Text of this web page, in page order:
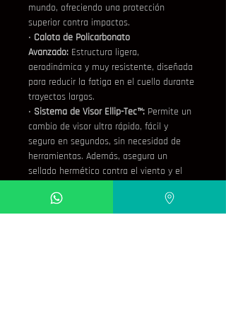
mundo, ofreciendo una protección
superior contra impactos.
• Calota de Policarbonato
Avanzado: Estructura ligera,
aerodinámica y muy resistente, diseñada
para reducir la fatiga en el cuello durante
trayectos largos.
• Sistema de Visor Ellip-Tec™: Permite un
cambio de visor ultra rápido, fácil y
seguro en segundos, sin necesidad de
herramientas. Además, asegura un
sellado hermético contra el viento y el
Interiores KwikWick C™:
Acolchados con
tejido técnico que absorbe la humedad,